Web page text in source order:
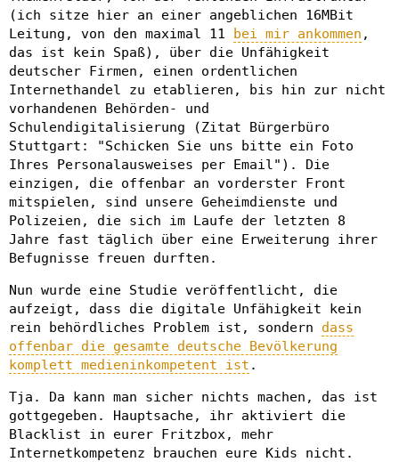
(ich sitze hier an einer angeblichen 16MBit
Leitung, von den maximal 11
bei mir ankommen ,
das ist kein Spaß), über die Unfähigkeit
deutscher Firmen, einen ordentlichen
Internethandel zu etablieren, bis hin zur nicht
vorhandenen Behörden- und
Schulendigitalisierung (Zitat Bürgerbüro
Stuttgart: "Schicken Sie uns bitte ein Foto
Ihres Personalausweises per Email"). Die
einzigen, die offenbar an vorderster Front
mitspielen, sind unsere Geheimdienste und
Polizeien, die sich im Laufe der letzten 8
Jahre fast täglich über eine Erweiterung ihrer
Befugnisse freuen durften.
Nun wurde eine Studie veröffentlicht, die
aufzeigt, dass die digitale Unfähigkeit kein
rein behördliches Problem ist, sondern dass
offenbar die gesamte deutsche Bevölkerung
komplett medieninkompetent ist .
Tja. Da kann man sicher nichts machen, das ist
gottgegeben. Hauptsache, ihr aktiviert die
Blacklist in eurer Fritzbox, mehr
Internetkompetenz brauchen eure Kids nicht.